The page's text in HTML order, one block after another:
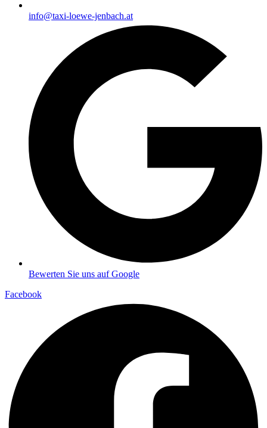
info@taxi-loewe-jenbach.at
Bewerten Sie uns auf Google
Facebook